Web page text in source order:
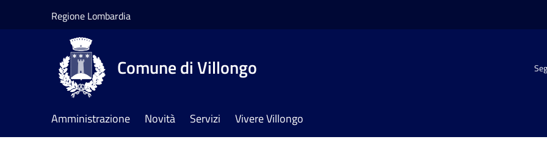
Regione Lombardia
Comune di Villongo
Amministrazione Novità Servizi Vivere Villongo